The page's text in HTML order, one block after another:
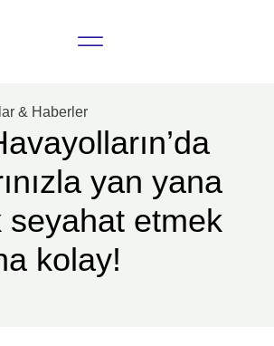
& Haberler
yan yana
seyahat etmek
kolay!